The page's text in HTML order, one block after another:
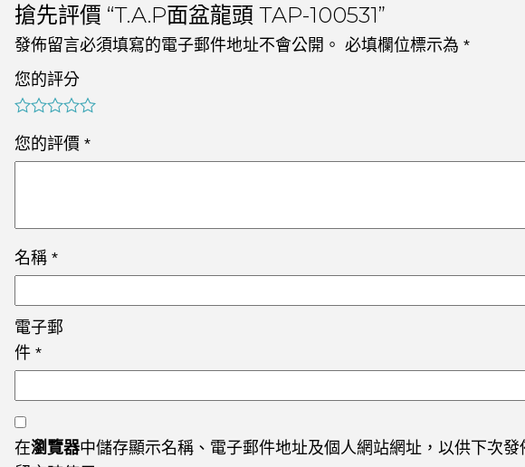
搶先評價 “T.A.P面盆龍頭 TAP-100531”
發佈留言必須填寫的電子郵件地址不會公開。 必填欄位標示為 *
您的評分
您的評價 *
名稱 *
電子郵
件 *
在瀏覽器中儲存顯示名稱、電子郵件地址及個人網站網址，以供下次發